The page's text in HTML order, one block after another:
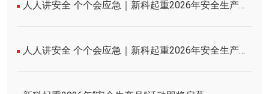
人人讲安全 个个会应急｜新科起重2026年安全生产月活动圆满收官！
人人讲安全 个个会应急｜新科起重2026年安全生产月誓师大会圆满举行